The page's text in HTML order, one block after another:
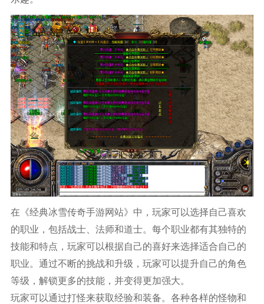
在《经典冰雪传奇手游网站》中，玩家可以选择自己喜欢
的职业，包括战士、法师和道士。每个职业都有其独特的
技能和特点，玩家可以根据自己的喜好来选择适合自己的
职业。通过不断的挑战和升级，玩家可以提升自己的角色
等级，解锁更多的技能，并变得更加强大。
玩家可以通过打怪来获取经验和装备。各种各样的怪物和